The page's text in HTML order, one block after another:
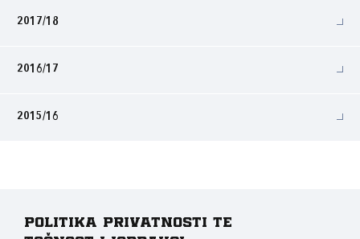
2017/18
2016/17
2015/16
Politika privatnosti te